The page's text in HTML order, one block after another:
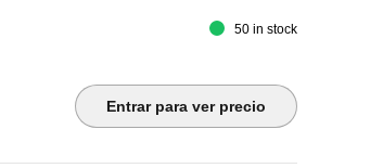
microphone combo jack ¦ USB 3.1 Gen 1 upstream (Type
50 in stock
Entrar para ver precio